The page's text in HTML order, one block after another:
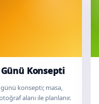
Günü Konsepti
günü konsepti; masa,
alanı ile planlanır.